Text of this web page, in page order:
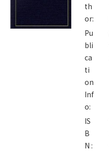
th
or:
Pu
bli
ca
ti
on
Inf
o:
IS
B
N :